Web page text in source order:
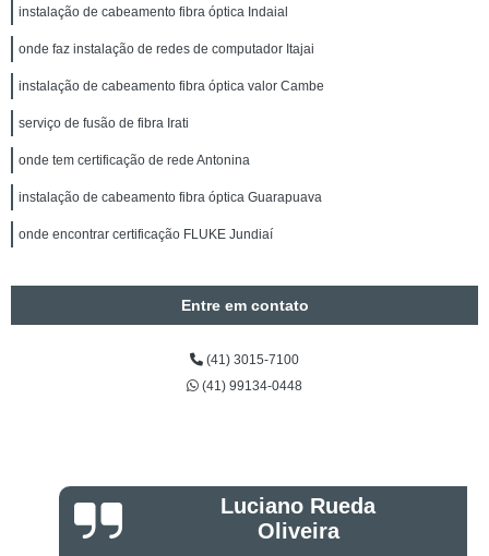
instalação de cabeamento fibra óptica Indaial
onde faz instalação de redes de computador Itajai
instalação de cabeamento fibra óptica valor Cambe
serviço de fusão de fibra Irati
onde tem certificação de rede Antonina
instalação de cabeamento fibra óptica Guarapuava
onde encontrar certificação FLUKE Jundiaí
Entre em contato
(41) 3015-7100
(41) 99134-0448
Luciano Rueda
Oliveira